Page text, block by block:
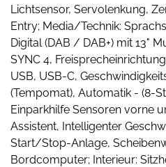
Lichtsensor, Servolenkung,
Entry; Media/Technik:
Digital (DAB / DAB+) mit 13"
SYNC 4,
USB, USB-C,
(Tempomat), Automatik - (8-
Einparkhilfe Sensoren vorne
Assistent, Intelligenter
Start/Stop-Anlage,
Bordcomputer; Interieur: